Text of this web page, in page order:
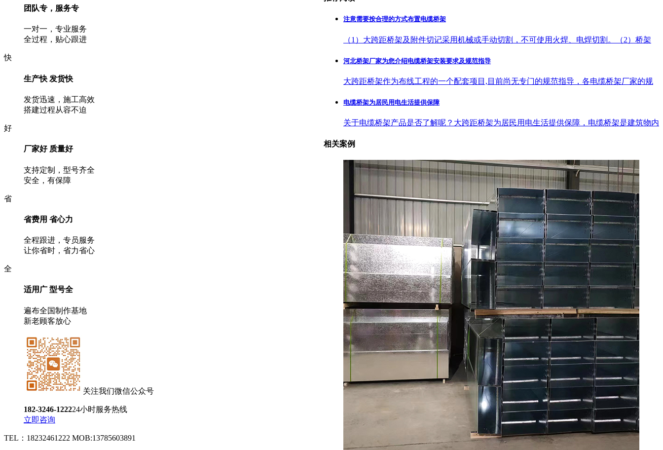
注意需要按合理的方式布置电缆桥架
（1）大跨距桥架及附件切记采用机械或手动切割，不可使用火焊、电焊切割。（2）桥架
河北桥架厂家为您介绍电缆桥架安装要求及规范指导
大跨距桥架作为布线工程的一个配套项目,目前尚无专门的规范指导，各电缆桥架厂家的规
电缆桥架为居民用电生活提供保障
关于电缆桥架产品是否了解呢？大跨距桥架为居民用电生活提供保障，电缆桥架是建筑物内
相关案例
团队专，服务专
一对一，专业服务
全过程，贴心跟进
快
生产快 发货快
发货迅速，施工高效
搭建过程从容不迫
好
厂家好 质量好
支持定制，型号齐全
安全，有保障
省
省费用 省心力
全程跟进，专员服务
让你省时，省力省心
全
适用广 型号全
遍布全国制作基地
新老顾客放心
关注我们微信公众号
182-3246-122224小时服务热线
立即咨询
TEL：18232461222 MOB:13785603891